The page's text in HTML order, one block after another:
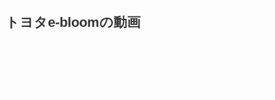
トヨタe-bloomの動画